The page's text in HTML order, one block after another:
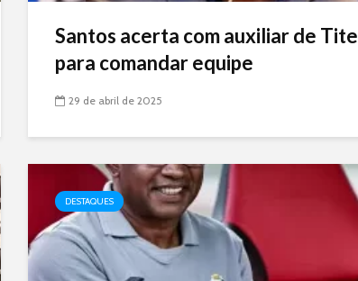
Santos acerta com auxiliar de Tite
para comandar equipe
29 de abril de 2025
DESTAQUES